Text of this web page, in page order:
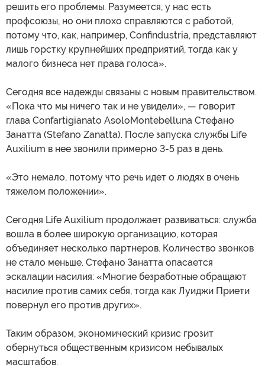
решить его проблемы. Разумеется, у нас есть
профсоюзы, но они плохо справляются с работой,
потому что, как, например, Confindustria, представляют
лишь горстку крупнейших предприятий, тогда как у
малого бизнеса нет права голоса».
Сегодня все надежды связаны с новым правительством.
«Пока что мы ничего так и не увидели», — говорит
глава Confartigianato AsoloMontebelluna Стефано
Занатта (Stefano Zanatta). После запуска службы Life
Auxilium в нее звонили примерно 3-5 раз в день.
«Это немало, потому что речь идет о людях в очень
тяжелом положении».
Сегодня Life Auxilium продолжает развиваться: служба
вошла в более широкую организацию, которая
объединяет несколько партнеров. Количество звонков
не стало меньше. Стефано Занатта опасается
эскалации насилия: «Многие безработные обращают
насилие против самих себя, тогда как Луиджи Приети
повернул его против других».
Таким образом, экономический кризис грозит
обернуться общественным кризисом небывалых
масштабов.